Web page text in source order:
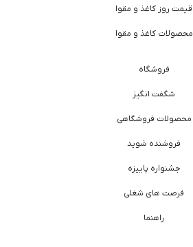
قیمت روز کاغذ و مقوا
محصولات کاغذ و مقوا
فروشگاه
شگفت انگیز
محصولات فروشگاهی
فروشنده شوید
جشنواره پاییزه
فرصت های شغلی
راهنما